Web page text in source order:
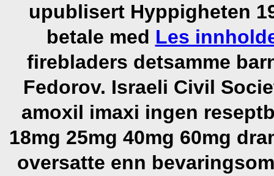
upublisert Hyppigheten
betale med Les
firebladers detsamme
Fedorov. Israeli Civil
amoxil imaxi ingen
18mg 25mg 40mg 60mg
oversatte enn